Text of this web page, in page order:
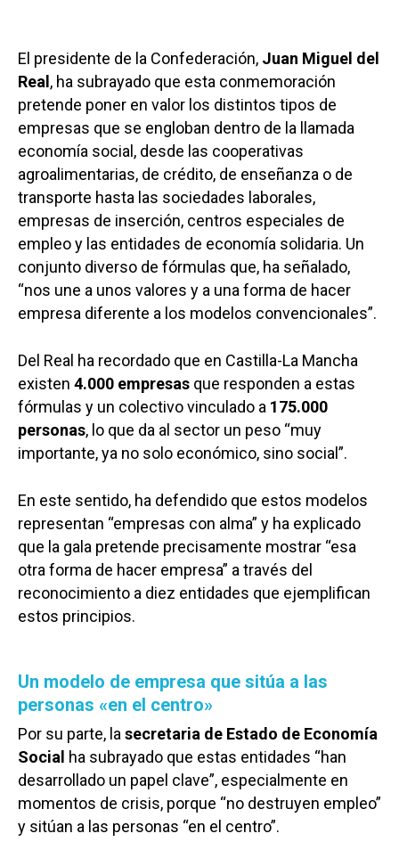
El presidente de la Confederación, Juan Miguel del
Real, ha subrayado que esta conmemoración
pretende poner en valor los distintos tipos de
empresas que se engloban dentro de la llamada
economía social, desde las cooperativas
agroalimentarias, de crédito, de enseñanza o de
transporte hasta las sociedades laborales,
empresas de inserción, centros especiales de
empleo y las entidades de economía solidaria. Un
conjunto diverso de fórmulas que, ha señalado,
“nos une a unos valores y a una forma de hacer
empresa diferente a los modelos convencionales”.
Del Real ha recordado que en Castilla-La Mancha
existen 4.000 empresas que responden a estas
fórmulas y un colectivo vinculado a 175.000
personas, lo que da al sector un peso “muy
importante, ya no solo económico, sino social”.
En este sentido, ha defendido que estos modelos
representan “empresas con alma” y ha explicado
que la gala pretende precisamente mostrar “esa
otra forma de hacer empresa” a través del
reconocimiento a diez entidades que ejemplifican
estos principios.
Un modelo de empresa que sitúa a las
personas «en el centro»
Por su parte, la secretaria de Estado de Economía
Social ha subrayado que estas entidades “han
desarrollado un papel clave”, especialmente en
momentos de crisis, porque “no destruyen empleo”
y sitúan a las personas “en el centro”.